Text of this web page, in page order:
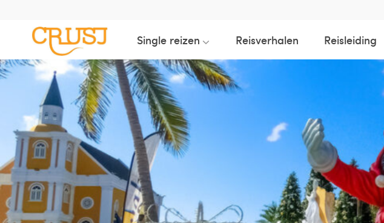
Single reizen Reisverhalen Reisleiding